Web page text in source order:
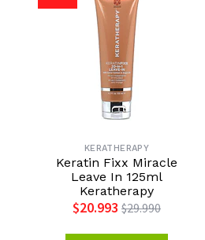
KERATHERAPY
Keratin Fixx Miracle
Leave In 125ml
Keratherapy
$20.993 $29.990